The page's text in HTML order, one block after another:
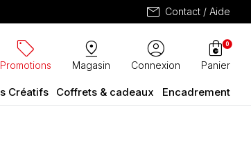
mail Contact / Aide
sell
Promotions
pin_drop
Magasin
account_circle
Connexion
shopping_bag
Panier
0
Créatifs Coffrets & cadeaux Encadrement